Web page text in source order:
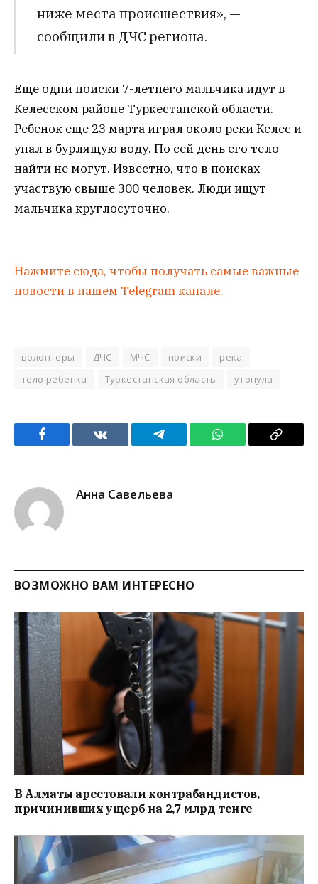
ниже места происшествия», —
сообщили в ДЧС региона.
Еще одни поиски 7-летнего мальчика идут в
Келесском районе Туркестанской области.
Ребенок еще 23 марта играл около реки Келес и
упал в бурлящую воду. По сей день его тело
найти не могут. Известно, что в поисках
участвую свыше 300 человек. Люди ищут
мальчика круглосуточно.
Нажмите сюда, чтобы получать самые важные
новости в нашем Telegram канале.
волонтеры ДЧС МЧС поиски
река
тело ребенка
Туркестанская область утонула
Facebook VKontakteTelegram WhatsApp Copy
Анна Савельева
ВОЗМОЖНО ВАМ ИНТЕРЕСНО
В Алматы арестовали контрабандистов,
причинивших ущерб на 2,7 млрд тенге